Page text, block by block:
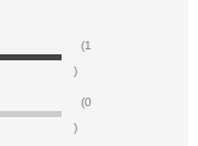
(1
)
(0
)